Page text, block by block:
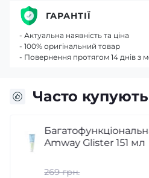
Часто
Amway Glister 151 мл
269 грн.
ГАРАНТІЇ
- Актуальна наявність та ціна
- 100% оригінальний товар
- Повернення протягом 14 днів з